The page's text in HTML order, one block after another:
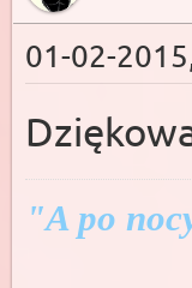
01-02-
"A po